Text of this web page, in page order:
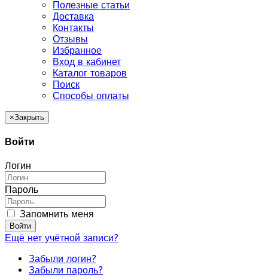
Полезные статьи
Доставка
Контакты
Отзывы
Избранное
Вход в кабинет
Каталог товаров
Поиск
Способы оплаты
×Закрыть
Войти
Логин
Пароль
Запомнить меня
Войти
Ещё нет учётной записи?
Забыли логин?
Забыли пароль?